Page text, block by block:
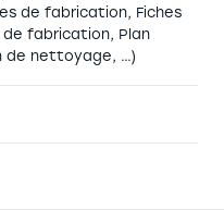
de fabrication, Fiches
fabrication, Plan
de nettoyage, …)
les repas de